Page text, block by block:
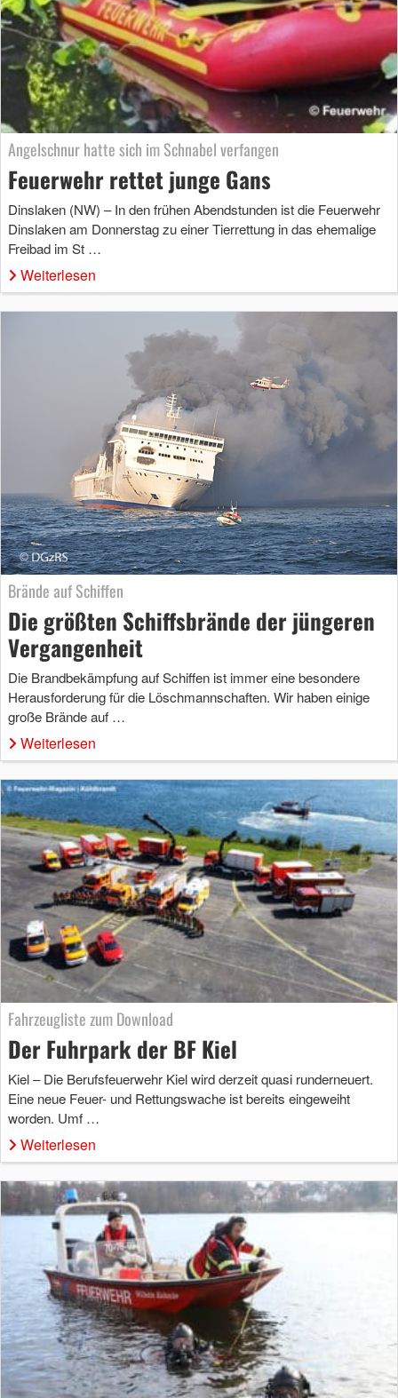
Angelschnur hatte sich im Schnabel verfangen
Feuerwehr rettet junge Gans
Dinslaken (NW) – In den frühen Abendstunden ist die Feuerwehr
Dinslaken am Donnerstag zu einer Tierrettung in das ehemalige
Freibad im St …
Weiterlesen
Brände auf Schiffen
Die größten Schiffsbrände der jüngeren
Vergangenheit
Die Brandbekämpfung auf Schiffen ist immer eine besondere
Herausforderung für die Löschmannschaften. Wir haben einige
große Brände auf …
Weiterlesen
Fahrzeugliste zum Download
Der Fuhrpark der BF Kiel
Kiel – Die Berufsfeuerwehr Kiel wird derzeit quasi runderneuert.
Eine neue Feuer- und Rettungswache ist bereits eingeweiht
worden. Umf …
Weiterlesen